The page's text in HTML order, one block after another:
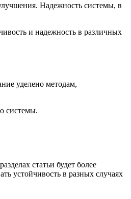
Надежность системы, в
и надежность в различных
уделено методам,
системы.
статьи будет более
устойчивость в разных случаях